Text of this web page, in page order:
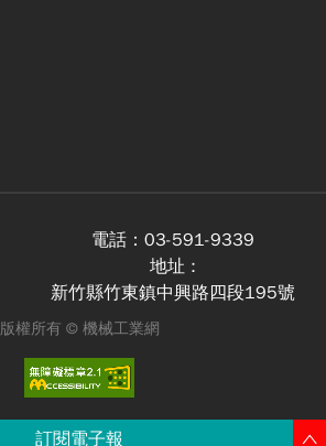
訂閱電子報
電話： 03-591-9339
地址 :
新竹縣竹東鎮中興路四段195號
版權所有 © 機械工業網